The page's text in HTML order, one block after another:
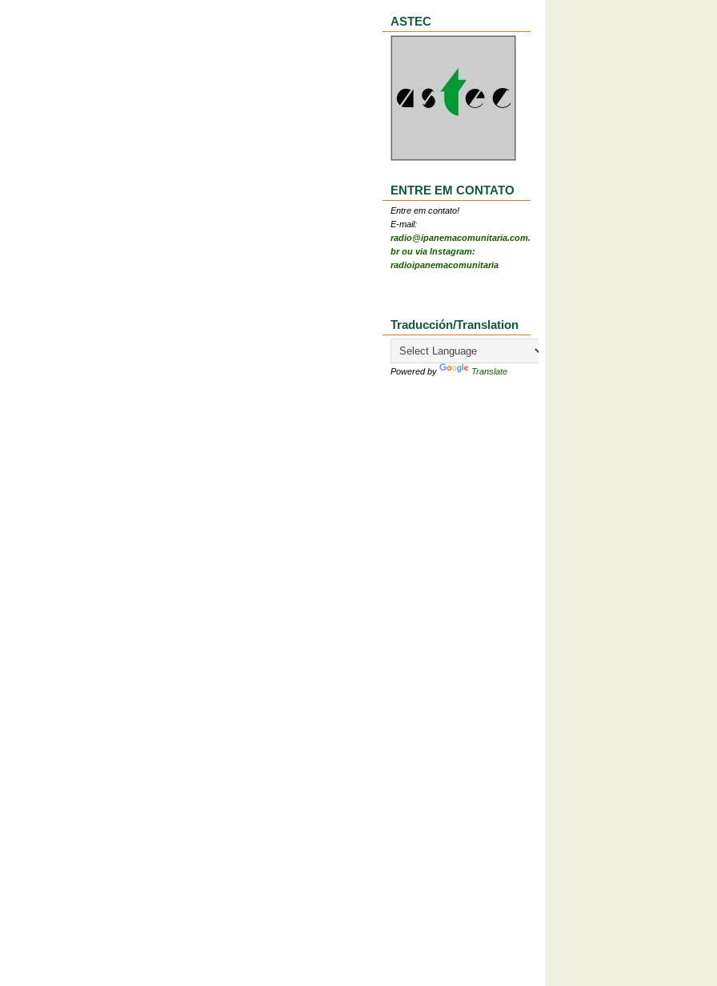
ASTEC
ENTRE EM CONTATO
Entre em contato!
E-mail:
radio@ipanemacomunitaria.com.
br ou via Instagram:
radioipanemacomunitaria
Traducción/Translation
Powered by Translate